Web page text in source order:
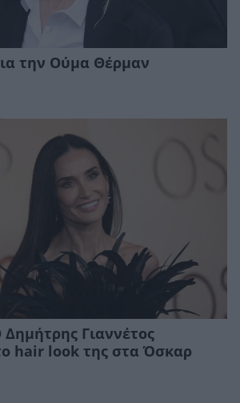
την Ούμα Θέρμαν
Γιαννέτος
hair look της στα Όσκαρ